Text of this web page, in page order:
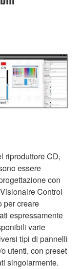
riproduttore CD,
essere
con
Control
per creare
espressamente
varie
tipi di pannelli
utenti, con preset
singolarmente.